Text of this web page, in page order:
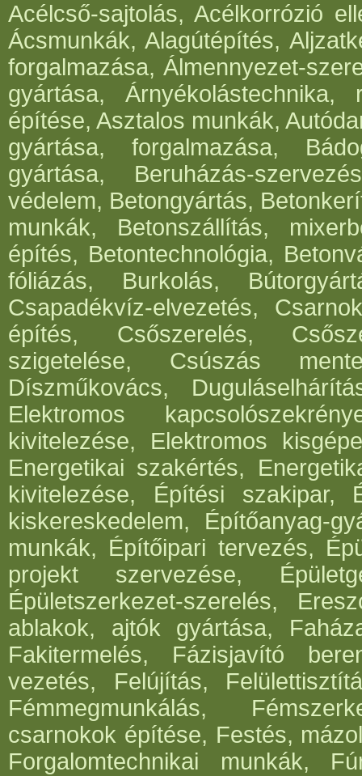
Acélcső-sajtolás, Acélkorrózió
Ácsmunkák, Alagútépítés,
forgalmazása, Álmennyezet-
gyártása, Árnyékolástechnika,
építése, Asztalos munkák,
gyártása, forgalmazása,
gyártása, Beruházás-
védelem, Betongyártás,
munkák, Betonszállítás,
építés, Betontechnológia,
fóliázás, Burkolás,
Csapadékvíz-elvezetés,
építés, Csőszerelés,
szigetelése, Csúszás
Díszműkovács,
Elektromos
kivitelezése, Elektromos
Energetikai szakértés,
kivitelezése, Építési szakipar,
kiskereskedelem, Építőanyag-
munkák, Építőipari tervezés,
projekt szervezése,
Épületszerkezet-szerelés,
ablakok, ajtók gyártása,
Fakitermelés, Fázisjavító
vezetés, Felújítás,
Fémmegmunkálás,
csarnokok építése, Festés,
Forgalomtechnikai munkák,